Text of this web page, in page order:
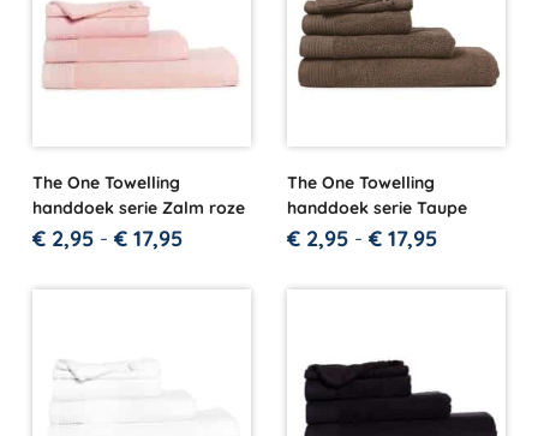
The One Towelling
handdoek serie Zalm roze
€ 2,95 - € 17,95
The One Towelling
handdoek serie Taupe
€ 2,95 - € 17,95